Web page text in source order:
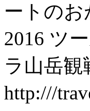
ートの
2016 ツ
ラ山岳
http:///